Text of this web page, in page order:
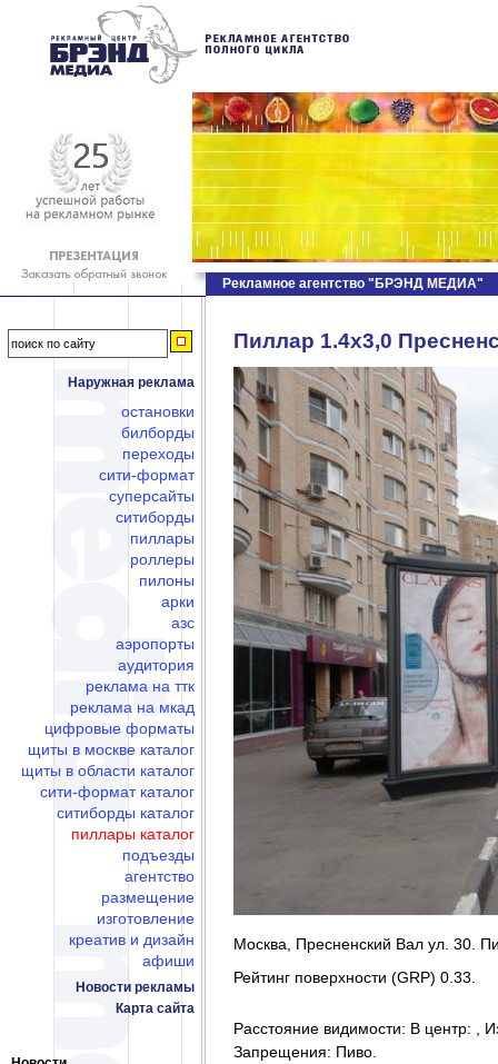
Наружная реклама
остановки
билборды
переходы
сити-формат
суперсайты
ситиборды
пиллары
роллеры
пилоны
арки
азс
аэропорты
аудитория
реклама на ттк
реклама на мкад
цифровые форматы
щиты в москве каталог
щиты в области каталог
сити-формат каталог
ситиборды каталог
пиллары каталог
подъезды
агентство
размещение
изготовление
креатив и дизайн
афиши
Новости рекламы
Карта сайта
Рекламное агентство "БРЭНД МЕДИА"
Пиллар 1.4х3,0
Москва, Пресненский Вал ул. 30.
Рейтинг поверхности (GRP) 0.33.
Расстояние видимости: В центр: ,
Запрещения: Пиво.